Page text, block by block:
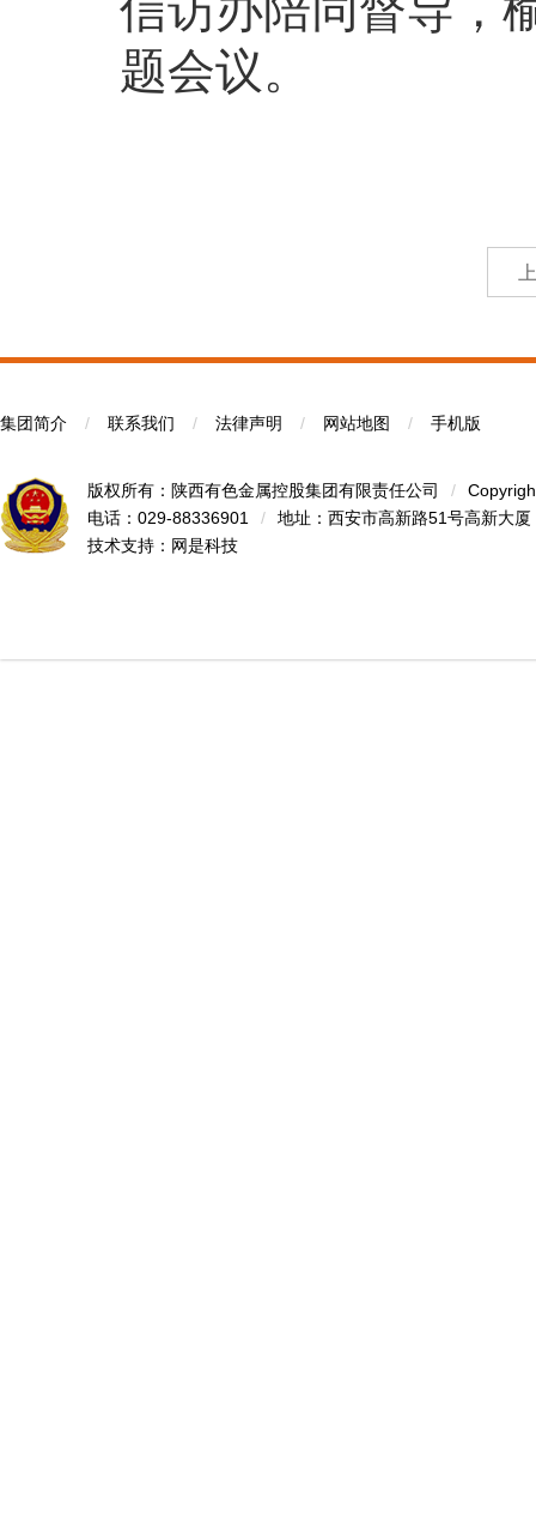
题会议。
集团简介 / 联系我们 / 法律声明 / 网站地图 / 手机版
版权所有：陕西有色金属控股集团有限责任公司 /
电话：029-88336901
/
地址：西安市高新路51号高新大厦
技术支持： 网是科技